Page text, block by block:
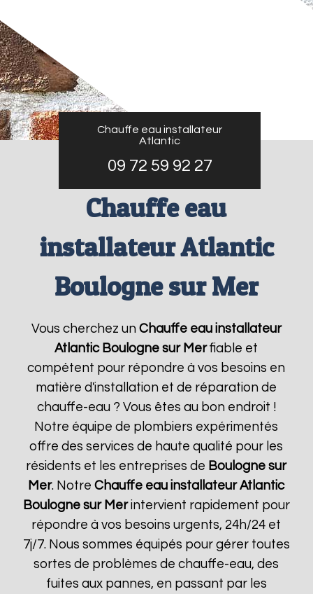
Chauffe eau installateur
Atlantic
09 72 59 92 27
Chauffe eau
installateur Atlantic
Boulogne sur Mer
Vous cherchez un Chauffe eau installateur
Atlantic Boulogne sur Merfiable et
compétent pour répondre à vos besoins en
matière d'installation et de réparation de
chauffe-eau ? Vous êtes au bon endroit !
Notre équipe de plombiers expérimentés
offre des services de haute qualité pour les
résidents et les entreprises de Boulogne sur
Mer. NotreChauffe eau installateur Atlantic
Boulogne sur Merintervient rapidement pour
répondre à vos besoins urgents, 24h/24 et
7j/7. Nous sommes équipés pour gérer toutes
sortes de problèmes de chauffe-eau, des
fuites aux pannes, en passant par les